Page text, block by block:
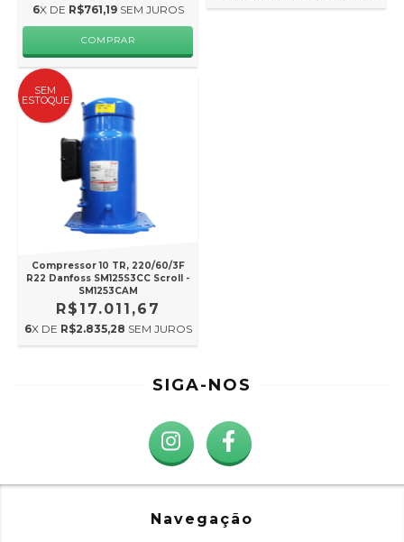
6X DE R$761,19SEM JUROS
SEM
ESTOQUE
Compressor 10 TR, 220/60/3F
R22 Danfoss SM125S3CC Scroll -
SM1253CAM
R$17.011,67
6X DE R$2.835,28 SEM JUROS
SIGA-NOS
Navegação